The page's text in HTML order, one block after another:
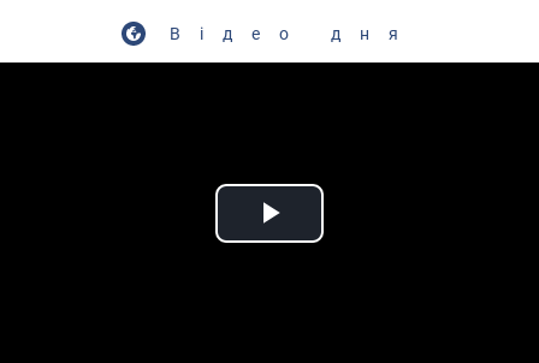
Відео дня
Play Video